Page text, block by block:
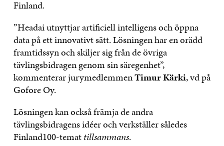
Finland.
”Headai utnyttjar artificiell intelligens och öppna
data på ett innovativt sätt. Lösningen har en orädd
framtidssyn och skiljer sig från de övriga
tävlingsbidragen genom sin säregenhet”,
kommenterar jurymedlemmenTimur Kärki, vd på
Gofore Oy.
Lösningen kan också främja de andra
tävlingsbidragens idéer och verkställer således
Finland100-temattillsammans.